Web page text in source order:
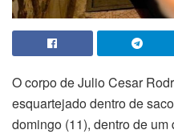
O corpo de Julio Cesar
esquartejado dentro de
domingo (11), dentro de